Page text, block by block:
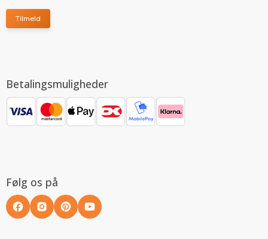
Tilmeld
Betalingsmuligheder
Følg os på